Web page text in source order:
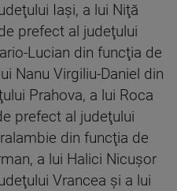
Iaşi, a lui Niţă
prefect al judeţului
Lucian din funcţia de
Nanu Virgiliu-Daniel din
Prahova, a lui Roca
prefect al judeţului
din funcţia de
a lui Halici Nicuşor
Vrancea şi a lui